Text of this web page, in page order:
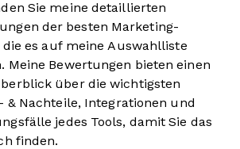
Sie meine detaillierten
der besten Marketing-
die es auf meine Auswahlliste
Meine Bewertungen bieten einen
über die wichtigsten
& Nachteile, Integrationen und
jedes Tools, damit Sie das
finden.